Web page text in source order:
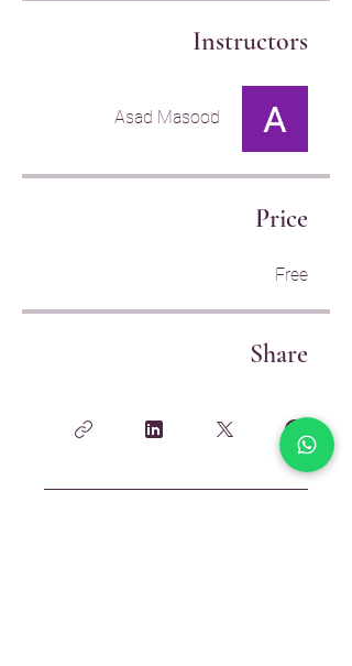
Instructors
Asad Masood
Price
Free
Share